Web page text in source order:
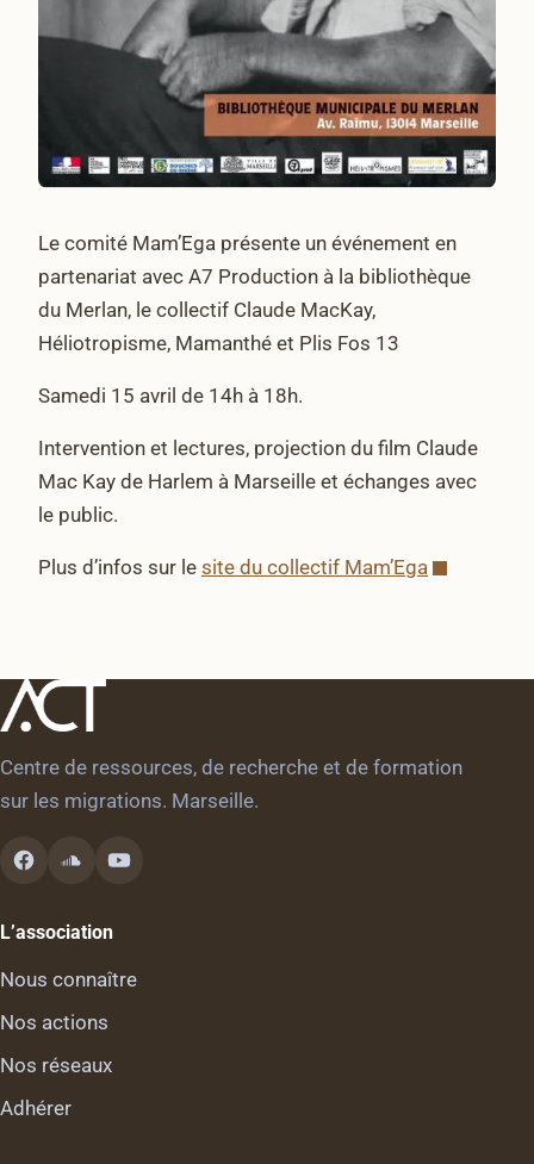
Le comité Mam’Ega présente un événement en
partenariat avec A7 Production à la bibliothèque
du Merlan, le collectif Claude MacKay,
Héliotropisme, Mamanthé et Plis Fos 13
Samedi 15 avril de 14h à 18h.
Intervention et lectures, projection du film Claude
Mac Kay de Harlem à Marseille et échanges avec
le public.
Plus d’infos sur le site du collectif Mam’Ega
Centre de ressources, de recherche et de formation
sur les migrations. Marseille.
L’association
Nous connaître
Nos actions
Nos réseaux
Adhérer